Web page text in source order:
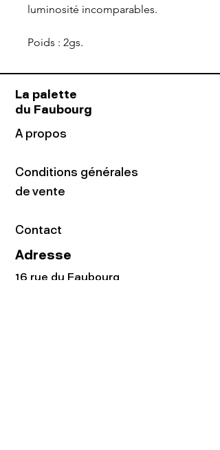
luminosité incomparables.
Poids : 2gs.
La palette
du Faubourg
A propos
Conditions générales
de vente
Contact
Adresse
16 rue du Faubourg